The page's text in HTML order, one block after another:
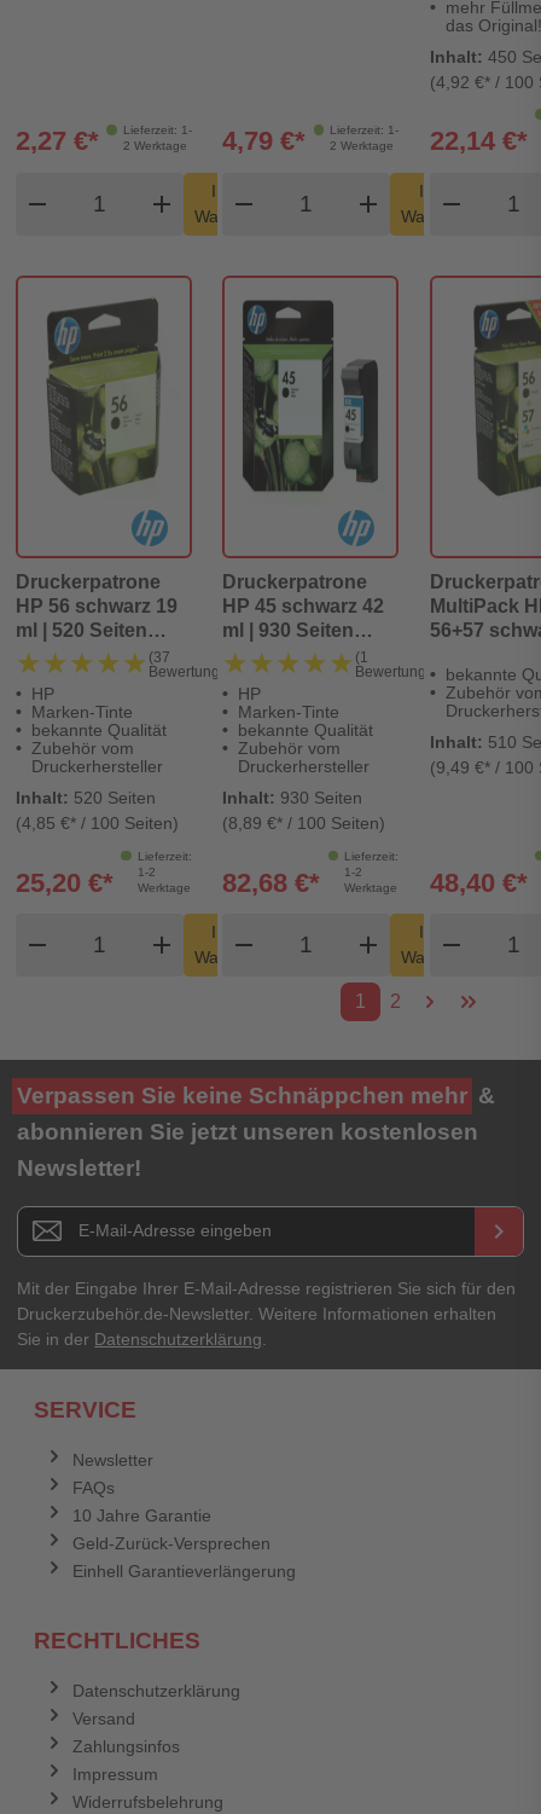
Lieferzeit: 1-
2 Werktage
2,27 €*
remove
Produkt Warenkorb Menge
add
In den
Warenkorb
shopping_cart
Lieferzeit: 1-
2 Werktage
4,79 €*
remove
Produkt Warenkorb
add
In den
Warenkorb
shopping_cart
mehr
das Original!
Inhalt: 450
(4,92 €* / 100
22,14 €*
remove
Druckerpatrone
HP 56 schwarz 19
ml | 520 Seiten
(C6656AE)
★★★★★
★★★★★ (37
Bewertungen)
HP
Marken-Tinte
bekannte Qualität
Zubehör vom
Druckerhersteller
Inhalt: 520 Seiten
(4,85 €* / 100 Seiten)
Lieferzeit:
1-2
Werktage
25,20 €*
remove
Produkt Warenkorb Menge
add
In den
Warenkorb
shopping_cart
Druckerpatrone
HP 45 schwarz 42
ml | 930 Seiten
(51645AE)
★★★★★
★★★★★ (1
Bewertung)
HP
Marken-Tinte
bekannte Qualität
Zubehör vom
Druckerhersteller
Inhalt: 930 Seiten
(8,89 €* / 100 Seiten)
Lieferzeit:
1-2
Werktage
82,68 €*
remove
Produkt Warenkorb
add
In den
Warenkorb
shopping_cart
MultiPack
56+57
farbig 17 ml
Seiten
bekannte
Zubehör
Inhalt: 510
(9,49 €* / 100
48,40 €*
remove
1 2
Verpassen Sie keine Schnäppchen mehr &
abonnieren Sie jetzt unseren kostenlosen
Newsletter!
Newsletter E-Mail Adresse keyboard_arrow_right
Mit der Eingabe Ihrer E-Mail-Adresse registrieren Sie sich für den
Druckerzubehör.de-Newsletter. Weitere Informationen erhalten
Sie in der Datenschutzerklärung
SERVICE
Newsletter
FAQs
10 Jahre Garantie
Geld-Zurück-Versprechen
Einhell Garantieverlängerung
RECHTLICHES
Datenschutzerklärung
Versand
Zahlungsinfos
Impressum
Widerrufsbelehrung